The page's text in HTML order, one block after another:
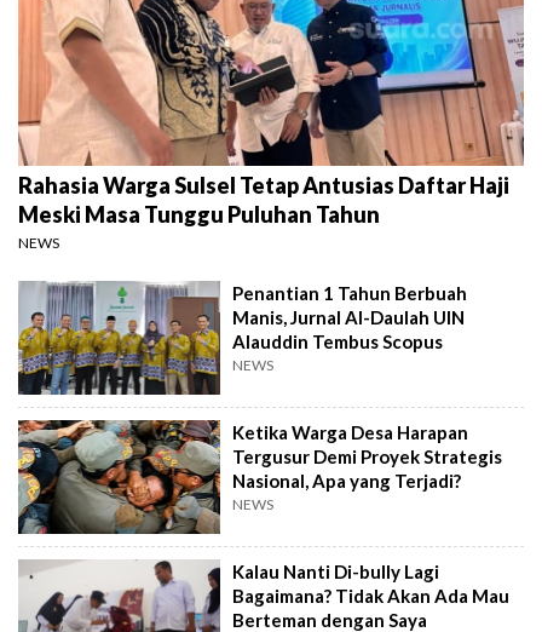
Rahasia Warga Sulsel Tetap Antusias Daftar Haji
Meski Masa Tunggu Puluhan Tahun
NEWS
Penantian 1 Tahun Berbuah
Manis, Jurnal Al-Daulah UIN
Alauddin Tembus Scopus
NEWS
Ketika Warga Desa Harapan
Tergusur Demi Proyek Strategis
Nasional, Apa yang Terjadi?
NEWS
Kalau Nanti Di-bully Lagi
Bagaimana? Tidak Akan Ada Mau
Berteman dengan Saya